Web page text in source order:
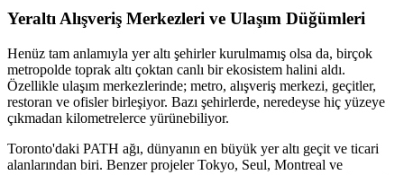
Yeraltı Alışveriş Merkezleri ve Ulaşım Düğümleri
Henüz tam anlamıyla yer altı şehirler kurulmamış olsa da, birçok
metropolde toprak altı çoktan canlı bir ekosistem halini aldı.
Özellikle ulaşım merkezlerinde; metro, alışveriş merkezi, geçitler,
restoran ve ofisler birleşiyor. Bazı şehirlerde, neredeyse hiç yüzeye
çıkmadan kilometrelerce yürünebiliyor.
Toronto'daki PATH ağı, dünyanın en büyük yer altı geçit ve ticari
alanlarından biri. Benzer projeler Tokyo, Seul, Montreal ve